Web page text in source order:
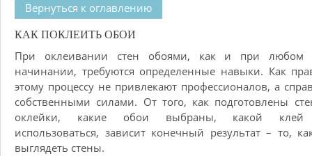
Вернуться к оглавлению
КАК ПОКЛЕИТЬ ОБОИ
При оклеивании стен обоями, как и при любом
начинании, требуются определенные навыки. Как
этому процессу не привлекают профессионалов, а
собственными силами. От того, как подготовлены
оклейки, какие обои выбраны, какой клей
использоваться, зависит конечный результат – то,
выглядеть стены.